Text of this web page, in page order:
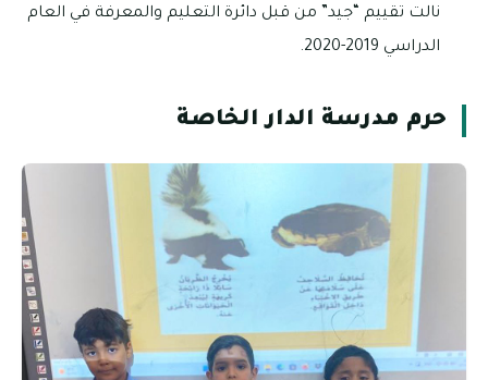
نالت تقييم “جيد” من قبل دائرة التعليم والمعرفة في العام
الدراسي 2019-2020.
حرم مدرسة الدار الخاصة